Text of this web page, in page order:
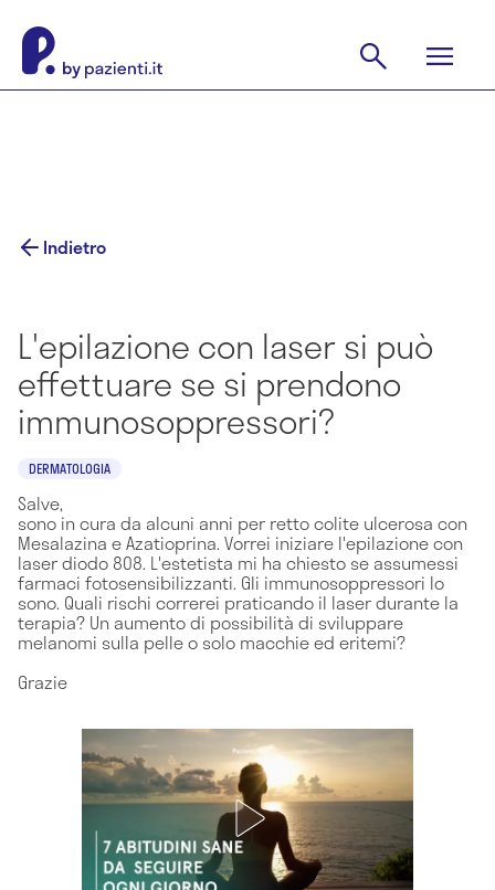
Indietro
L'epilazione con laser si può
effettuare se si prendono
immunosoppressori?
DERMATOLOGIA
Salve,
sono in cura da alcuni anni per retto colite ulcerosa con
Mesalazina e Azatioprina. Vorrei iniziare l'epilazione con
laser diodo 808. L'estetista mi ha chiesto se assumessi
farmaci fotosensibilizzanti. Gli immunosoppressori lo
sono. Quali rischi correrei praticando il laser durante la
terapia? Un aumento di possibilità di sviluppare
melanomi sulla pelle o solo macchie ed eritemi?
Grazie